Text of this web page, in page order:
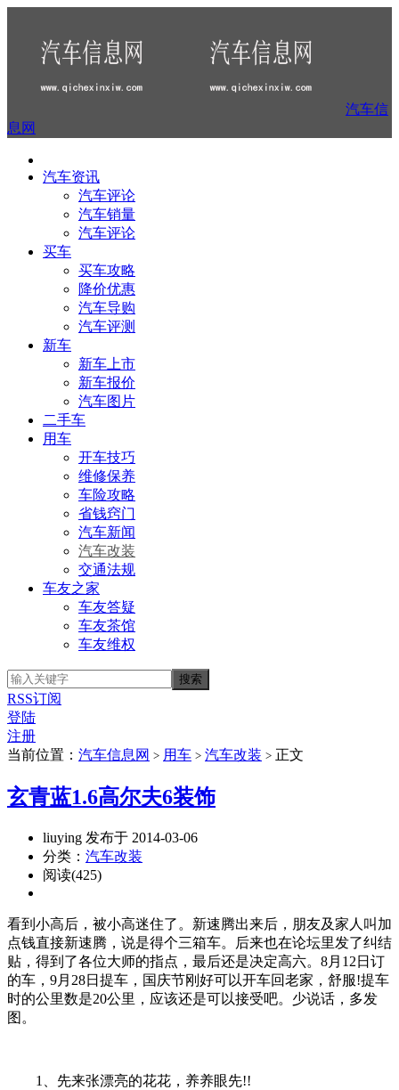
汽车信
息网
汽车资讯
汽车评论
汽车销量
汽车评论
买车
买车攻略
降价优惠
汽车导购
汽车评测
新车
新车上市
新车报价
汽车图片
二手车
用车
开车技巧
维修保养
车险攻略
省钱窍门
汽车新闻
汽车改装
交通法规
车友之家
车友答疑
车友茶馆
车友维权
RSS订阅
登陆
注册
当前位置： 汽车信息网 > 用车 > 汽车改装 > 正文
玄青蓝1.6高尔夫6装饰
liuying 发布于 2014-03-06
分类： 汽车改装
阅读(425)
看到小高后，被小高迷住了。新速腾出来后，朋友及家人叫加
点钱直接新速腾，说是得个三箱车。后来也在论坛里发了纠结
贴，得到了各位大师的指点，最后还是决定高六。8月12日订
的车，9月28日提车，国庆节刚好可以开车回老家，舒服!提车
时的公里数是20公里，应该还是可以接受吧。少说话，多发
图。
1、先来张漂亮的花花，养养眼先!!